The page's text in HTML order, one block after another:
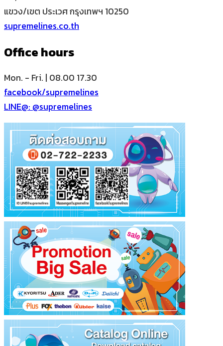
แขวง/เขต ประเวศ กรุงเทพฯ 10250
supremelines.co.th
Office hours
Mon. - Fri. | 08.00 17.30
facebook/supremelines
LINE@: @supremelines